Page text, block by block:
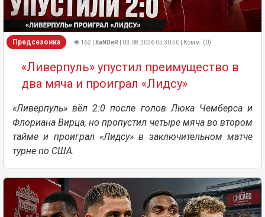
Предсезонка 👁 162 | XaNDeR | 03.08.2026 05:30:50 | Комм. (0)
«Ливерпуль» упустил преимущество в
два мяча и проиграл «Лидсу»
«Ливерпуль» вёл 2:0 после голов Люка Чемберса и
Флориана Вирца, но пропустил четыре мяча во втором
тайме и проиграл «Лидсу» в заключительном матче
турне по США.